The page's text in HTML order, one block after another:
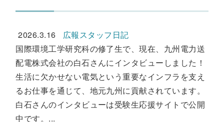
2026.3.16
広報スタッフ日記
国際環境工学研究科の修了生で、現在、九州電力送
配電株式会社の白石さんにインタビューしました！
生活に欠かせない電気という重要なインフラを支え
るお仕事を通じて、地元九州に貢献されています。
白石さんのインタビューは受験生応援サイトで公開
中です。...